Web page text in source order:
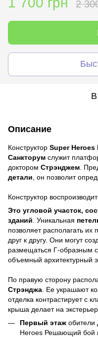
2
Описание
Конструктор Super
Санкторум служит
доктором Стрэнджем .
детали , он позволит
Конструктор воспроизводит
Это угловой участок,
зданий . Уникальная
позволяет располагать
друг к другу. Они могут
размещаться Г-образным
объемный архитектурный
По правую сторону
Стрэнджа . Ее украшают
отделка контрастирует с
крыша делает на
Первый этаж обители
Heroes Решающий бой